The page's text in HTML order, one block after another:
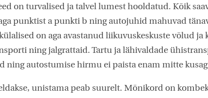
on turvalised ja talvel lumest hooldatud. Kõik
punktist a punkti b ning autojuhid mahuvad
on aga avastanud liikuvuskeskuste võlud ja
ning jalgrattaid. Tartu ja lähivaldade
ning autostumise hirmu ei paista enam mitte
unistama peab suurelt. Mõnikord on